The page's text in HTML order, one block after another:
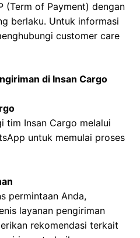
(Term of Payment) dengan
berlaku. Untuk informasi
customer care
di Insan Cargo
tim Insan Cargo melalui
untuk memulai proses
permintaan Anda,
layanan pengiriman
rekomendasi terkait